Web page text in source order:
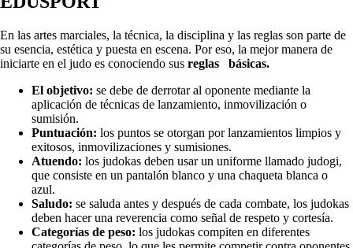
En las artes marciales, la técnica, la disciplina y las reglas son parte de
su esencia, estética y puesta en escena. Por eso, la mejor manera de
iniciarte en el judo es conociendo sus reglas básicas.
El objetivo: se debe de derrotar al oponente mediante la
aplicación de técnicas de lanzamiento, inmovilización o
sumisión.
Puntuación: los puntos se otorgan por lanzamientos limpios y
exitosos, inmovilizaciones y sumisiones.
Atuendo: los judokas deben usar un uniforme llamado judogi,
que consiste en un pantalón blanco y una chaqueta blanca o
azul.
Saludo: se saluda antes y después de cada combate, los judokas
deben hacer una reverencia como señal de respeto y cortesía.
Categorías de peso: los judokas compiten en diferentes